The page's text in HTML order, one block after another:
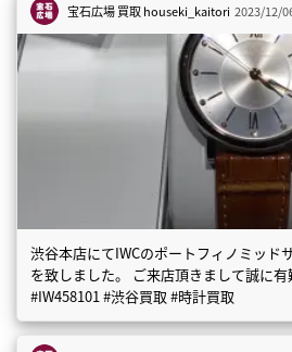
宝石広場 買取houseki_kaitori 2023/12/
渋谷本店にてIWCのポートフィノミッド
を致しました。 ご来店頂きまして誠に
#IW458101 #渋谷買取 #時計買取